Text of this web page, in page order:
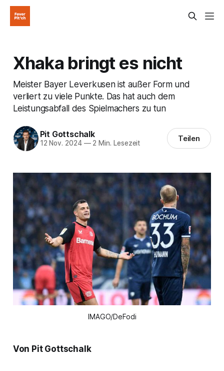
Xhaka bringt es nicht
Meister Bayer Leverkusen ist außer Form und
verliert zu viele Punkte. Das hat auch dem
Leistungsabfall des Spielmachers zu tun
Pit Gottschalk
12 Nov. 2024 —2 Min. Lesezeit Teilen
IMAGO/DeFodi
Von Pit Gottschalk